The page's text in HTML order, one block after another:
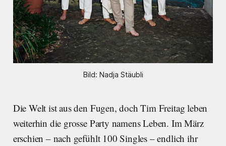
Bild: Nadja Stäubli
Die Welt ist aus den Fugen, doch Tim Freitag leben
weiterhin die grosse Party namens Leben. Im März
erschien – nach gefühlt 100 Singles – endlich ihr